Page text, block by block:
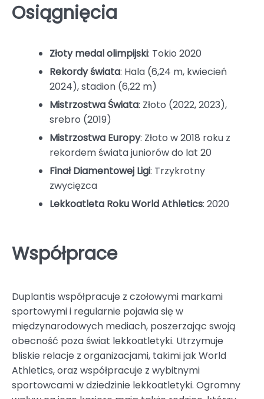
Osiągnięcia
Złoty medal olimpijski: Tokio 2020
Rekordy świata: Hala (6,24 m, kwiecień
2024), stadion (6,22 m)
Mistrzostwa Świata: Złoto (2022, 2023),
srebro (2019)
Mistrzostwa Europy: Złoto w 2018 roku z
rekordem świata juniorów do lat 20
Finał Diamentowej Ligi: Trzykrotny
zwycięzca
Lekkoatleta Roku World Athletics: 2020
Współprace
Duplantis współpracuje z czołowymi markami
sportowymi i regularnie pojawia się w
międzynarodowych mediach, poszerzając swoją
obecność poza świat lekkoatletyki. Utrzymuje
bliskie relacje z organizacjami, takimi jak World
Athletics, oraz współpracuje z wybitnymi
sportowcami w dziedzinie lekkoatletyki. Ogromny